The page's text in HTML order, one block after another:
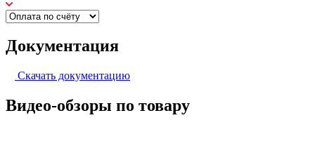
Документация
Скачать документацию
Видео-обзоры по товару